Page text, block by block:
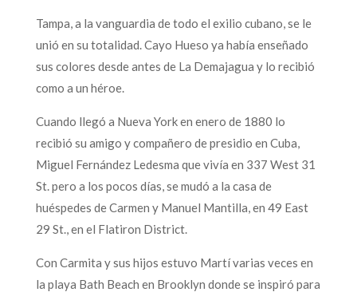
Tampa, a la vanguardia de todo el exilio cubano, se le
unió en su totalidad. Cayo Hueso ya había enseñado
sus colores desde antes de La Demajagua y lo recibió
como a un héroe.
Cuando llegó a Nueva York en enero de 1880 lo
recibió su amigo y compañero de presidio en Cuba,
Miguel Fernández Ledesma que vivía en 337 West 31
St. pero a los pocos días, se mudó a la casa de
huéspedes de Carmen y Manuel Mantilla, en 49 East
29 St., en el Flatiron District.
Con Carmita y sus hijos estuvo Martí varias veces en
la playa Bath Beach en Brooklyn donde se inspiró para